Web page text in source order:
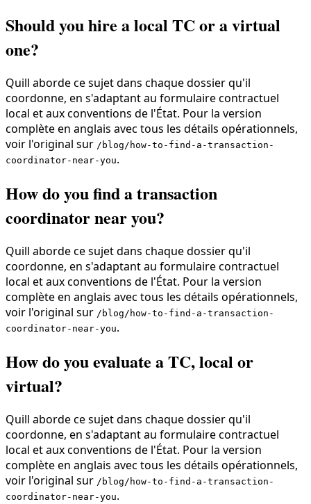
Should you hire a local TC or a virtual
one?
Quill aborde ce sujet dans chaque dossier qu'il
coordonne, en s'adaptant au formulaire contractuel
local et aux conventions de l'État. Pour la version
complète en anglais avec tous les détails opérationnels,
voir l'original sur /blog/how-to-find-a-transaction-
coordinator-near-you.
How do you find a transaction
coordinator near you?
Quill aborde ce sujet dans chaque dossier qu'il
coordonne, en s'adaptant au formulaire contractuel
local et aux conventions de l'État. Pour la version
complète en anglais avec tous les détails opérationnels,
voir l'original sur /blog/how-to-find-a-transaction-
coordinator-near-you.
How do you evaluate a TC, local or
virtual?
Quill aborde ce sujet dans chaque dossier qu'il
coordonne, en s'adaptant au formulaire contractuel
local et aux conventions de l'État. Pour la version
complète en anglais avec tous les détails opérationnels,
voir l'original sur /blog/how-to-find-a-transaction-
coordinator-near-you.